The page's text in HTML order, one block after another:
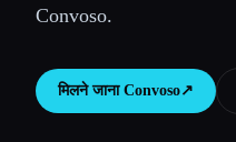
🎓 विद्यार्थी
Convoso.
मिलने जाना Convoso↗︎